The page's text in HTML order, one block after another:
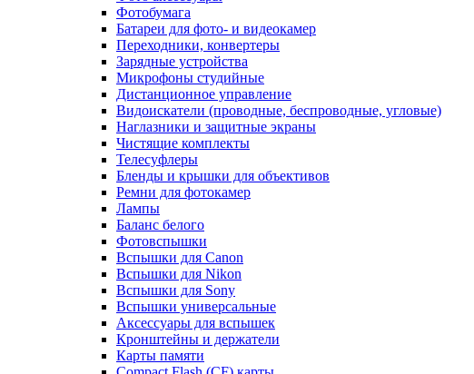
Фотобумага
Батареи для фото- и видеокамер
Переходники, конвертеры
Зарядные устройства
Микрофоны студийные
Дистанционное управление
Видоискатели (проводные, беспроводные, угловые)
Наглазники и защитные экраны
Чистящие комплекты
Телесуфлеры
Бленды и крышки для объективов
Ремни для фотокамер
Лампы
Баланс белого
Фотовспышки
Вспышки для Canon
Вспышки для Nikon
Вспышки для Sony
Вспышки универсальные
Аксесcуары для вспышек
Кронштейны и держатели
Карты памяти